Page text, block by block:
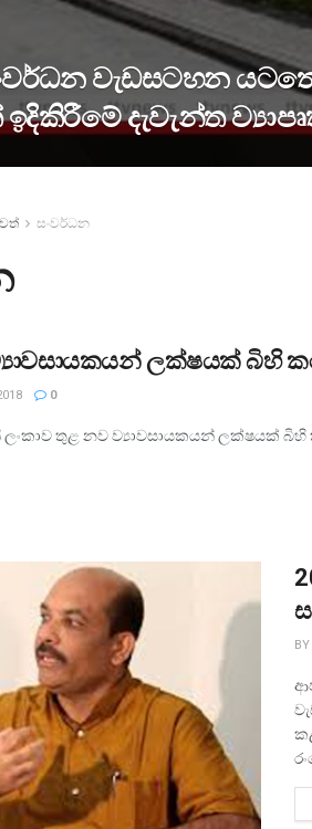
වැඩසටහන
ඉදිකිරීමේ දැවැන්ත
සංවර්ධන
ලක්ෂයක් බිහි
0
ලංකාව තුළ නව ව්‍යාවසායකයන් ලක්ෂයක් බිහි
BY